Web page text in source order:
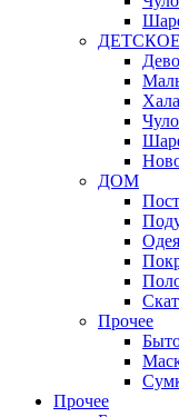
ДЕТСКОЕ
ДОМ
Прочее
Прочее